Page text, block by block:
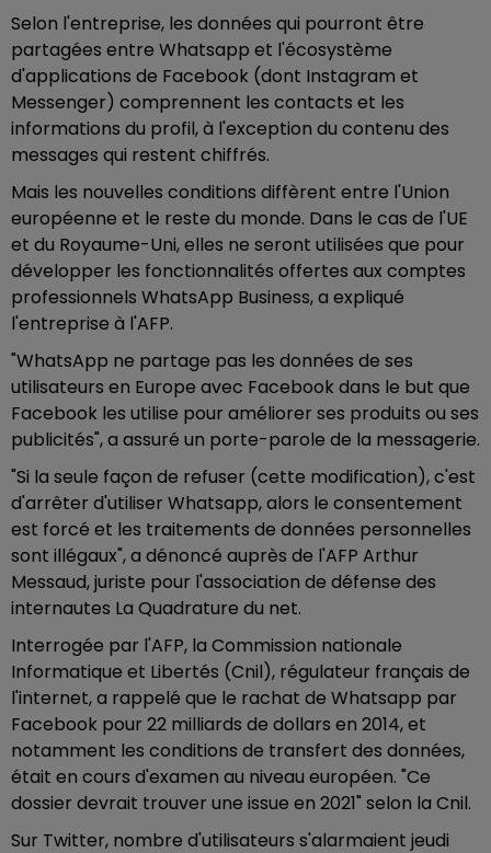
Selon l'entreprise, les données qui pourront être
partagées entre Whatsapp et l'écosystème
d'applications de Facebook (dont Instagram et
Messenger) comprennent les contacts et les
informations du profil, à l'exception du contenu des
messages qui restent chiffrés.
Mais les nouvelles conditions diffèrent entre l'Union
européenne et le reste du monde. Dans le cas de l'UE
et du Royaume-Uni, elles ne seront utilisées que pour
développer les fonctionnalités offertes aux comptes
professionnels WhatsApp Business, a expliqué
l'entreprise à l'AFP.
"WhatsApp ne partage pas les données de ses
utilisateurs en Europe avec Facebook dans le but que
Facebook les utilise pour améliorer ses produits ou ses
publicités", a assuré un porte-parole de la messagerie.
"Si la seule façon de refuser (cette modification), c'est
d'arrêter d'utiliser Whatsapp, alors le consentement
est forcé et les traitements de données personnelles
sont illégaux", a dénoncé auprès de l'AFP Arthur
Messaud, juriste pour l'association de défense des
internautes La Quadrature du net.
Interrogée par l'AFP, la Commission nationale
Informatique et Libertés (Cnil), régulateur français de
l'internet, a rappelé que le rachat de Whatsapp par
Facebook pour 22 milliards de dollars en 2014, et
notamment les conditions de transfert des données,
était en cours d'examen au niveau européen. "Ce
dossier devrait trouver une issue en 2021" selon la Cnil.
Sur Twitter, nombre d'utilisateurs s'alarmaient jeudi